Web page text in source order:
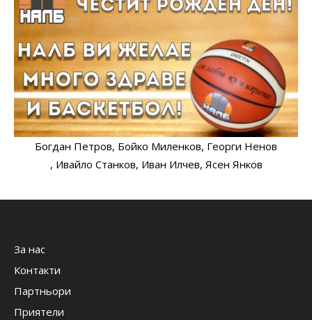
Богдан Петров, Бойко Миленков, Георги Ненов
, Ивайло Станков, Иван Илчев, Ясен Янков
За нас
Контакти
Партньори
Приятели